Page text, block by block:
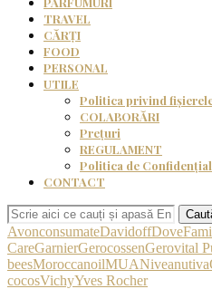
TRAVEL
CĂRȚI
FOOD
PERSONAL
UTILE
Politica privind
COLABORĂRI
Prețuri
REGULAMENT
Politica de
CONTACT
AvonconsumateDavidoffDove
CareGarnierGerocossenGerovital
beesMoroccanoilMUANiveanutiva
cocosVichyYves Rocher